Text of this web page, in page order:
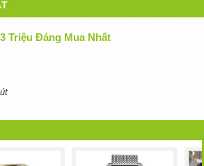
Triệu Đáng Mua Nhất